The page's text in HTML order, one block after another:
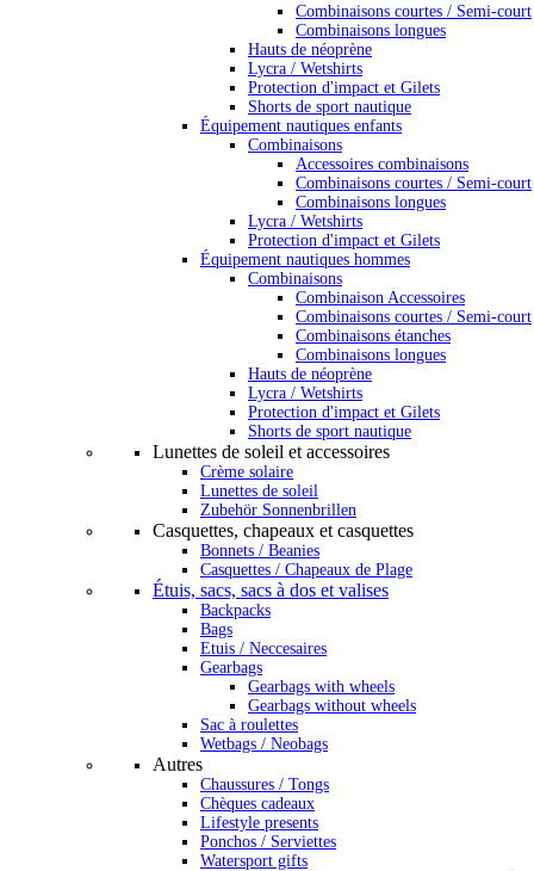
Combinaisons courtes / Semi-court
Combinaisons longues
Hauts de néoprène
Lycra / Wetshirts
Protection d'impact et Gilets
Shorts de sport nautique
Équipement nautiques enfants
Combinaisons
Accessoires combinaisons
Combinaisons courtes / Semi-court
Combinaisons longues
Lycra / Wetshirts
Protection d'impact et Gilets
Équipement nautiques hommes
Combinaisons
Combinaison Accessoires
Combinaisons courtes / Semi-court
Combinaisons étanches
Combinaisons longues
Hauts de néoprène
Lycra / Wetshirts
Protection d'impact et Gilets
Shorts de sport nautique
Lunettes de soleil et accessoires
Crème solaire
Lunettes de soleil
Zubehör Sonnenbrillen
Casquettes, chapeaux et casquettes
Bonnets / Beanies
Casquettes / Chapeaux de Plage
Étuis, sacs, sacs à dos et valises
Backpacks
Bags
Etuis / Neccesaires
Gearbags
Gearbags with wheels
Gearbags without wheels
Sac à roulettes
Wetbags / Neobags
Autres
Chaussures / Tongs
Chèques cadeaux
Lifestyle presents
Ponchos / Serviettes
Watersport gifts